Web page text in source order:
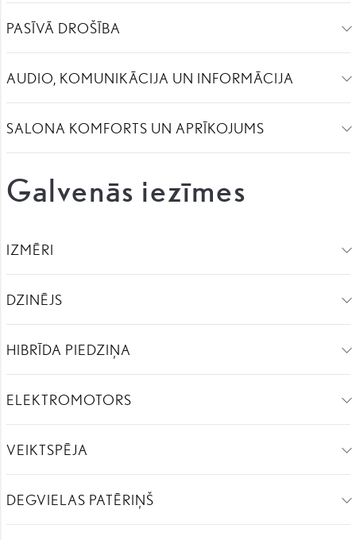
PASĪVĀ DROŠĪBA
AUDIO, KOMUNIKĀCIJA UN INFORMĀCIJA
SALONA KOMFORTS UN APRĪKOJUMS
Galvenās iezīmes
IZMĒRI
DZINĒJS
HIBRĪDA PIEDZIŅA
ELEKTROMOTORS
VEIKTSPĒJA
DEGVIELAS PATĒRIŅŠ